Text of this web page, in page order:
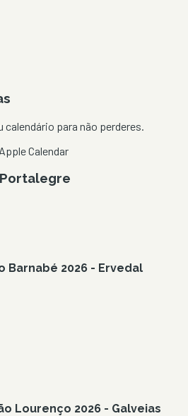
para não perderes.
Calendar
Portalegre
Barnabé 2026 - Ervedal
Lourenço 2026 - Galveias